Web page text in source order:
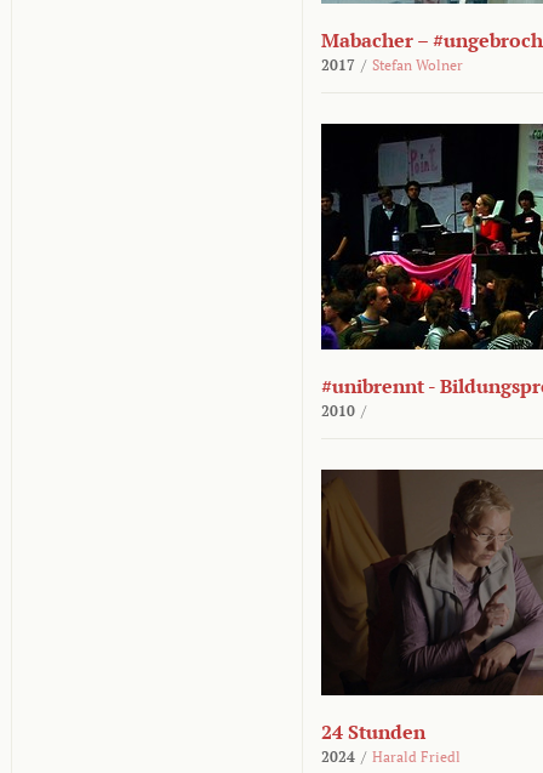
Mabacher –
2017 / Stefan Wolner
#unibrennt -
2010 /
24 Stunden
2024 / Harald Friedl